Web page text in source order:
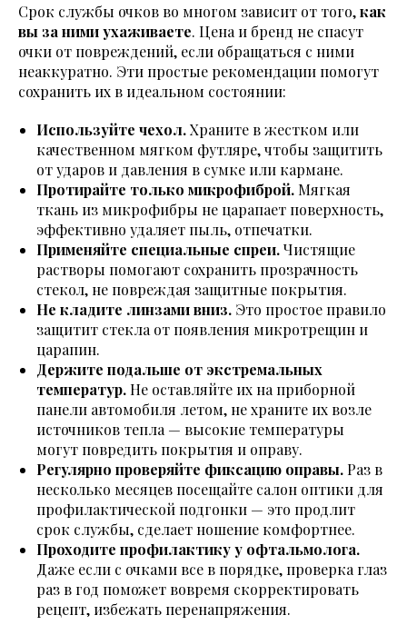
Срок службы очков во многом зависит от того,как
вы за ними ухаживаете. Цена и бренд не спасут
очки от повреждений, если обращаться с ними
неаккуратно. Эти простые рекомендации помогут
сохранить их в идеальном состоянии:
Используйте чехол.Храните в жестком или
качественном мягком футляре, чтобы защитить
от ударов и давления в сумке или кармане.
Протирайте только микрофиброй. Мягкая
ткань из микрофибры не царапает поверхность,
эффективно удаляет пыль, отпечатки.
Применяйте специальные спреи.Чистящие
растворы помогают сохранить прозрачность
стекол, не повреждая защитные покрытия.
Не кладите линзами вниз. Это простое правило
защитит стекла от появления микротрещин и
царапин.
Держите подальше от экстремальных
температур.Не оставляйте их на приборной
панели автомобиля летом, не храните их возле
источников тепла — высокие температуры
могут повредить покрытия и оправу.
Регулярно проверяйте фиксацию оправы. Раз в
несколько месяцев посещайте салон оптики для
профилактической подгонки — это продлит
срок службы, сделает ношение комфортнее.
Проходите профилактику у офтальмолога.
Даже если с очками все в порядке, проверка глаз
раз в год поможет вовремя скорректировать
рецепт, избежать перенапряжения.